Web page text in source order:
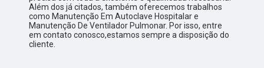
Além dos já citados, também oferecemos trabalhos
como Manutenção Em Autoclave Hospitalar e
Manutenção De Ventilador Pulmonar. Por isso, entre
em contato conosco,estamos sempre a disposição do
cliente.